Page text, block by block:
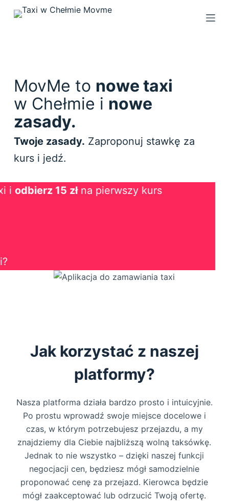
P
d
d
o
c
MovMe to nowe taxi
w Chełmie i nowe
zasady.
Twoje zasady. Zaproponuj stawkę za
kurs i jedź.
i odbierz 15 złna pierwszy kurs
Jak korzystać z naszej
platformy?
Nasza platforma działa bardzo prosto i intuicyjnie.
Po prostu wprowadź swoje miejsce docelowe i
czas, w którym potrzebujesz przejazdu, a my
znajdziemy dla Ciebie najbliższą wolną taksówkę.
Jednak to nie wszystko – dzięki naszej funkcji
negocjacji cen, będziesz mógł samodzielnie
proponować cenę za przejazd. Kierowca będzie
mógł zaakceptować lub odrzucić Twoją ofertę.